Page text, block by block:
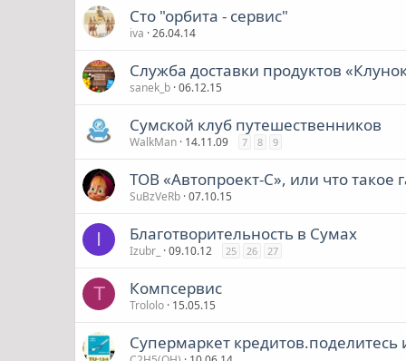
Сто "орбита - сервис"
iva 26.04.14
Служба доставки продуктов
sanek_b 06.12.15
Сумской клуб путешественников
WalkMan 14.11.09 7 8 9
ТОВ «Автопроект-С», или что
SuBzVeRb 07.10.15
I Благотворительность в Сумах
Izubr_ 09.10.12 25 26 27
T Компсервис
Trololo 15.05.15
Супермаркет